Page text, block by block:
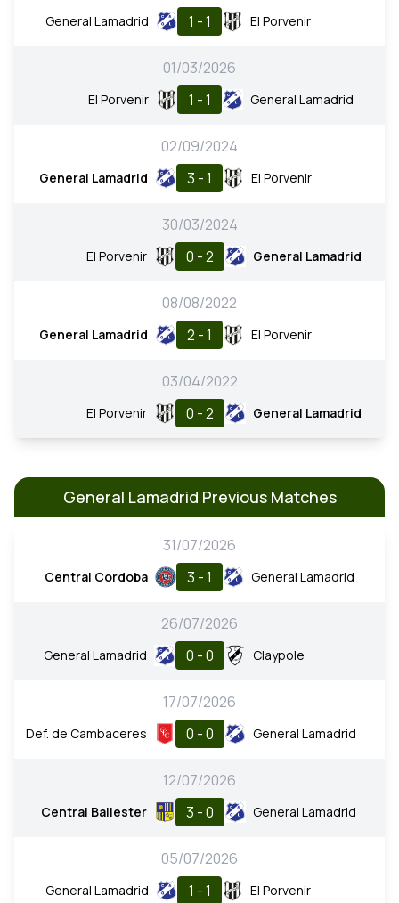
General Lamadrid 1 - 1 El Porvenir
01/03/2026
El Porvenir 1 - 1 General Lamadrid
02/09/2024
General Lamadrid 3 - 1 El Porvenir
30/03/2024
El Porvenir 0 - 2 General Lamadrid
08/08/2022
General Lamadrid 2 - 1 El Porvenir
03/04/2022
El Porvenir 0 - 2 General Lamadrid
General Lamadrid Previous Matches
31/07/2026
Central Cordoba 3 - 1 General Lamadrid
26/07/2026
General Lamadrid 0 - 0 Claypole
17/07/2026
Def. de Cambaceres 0 - 0 General Lamadrid
12/07/2026
Central Ballester 3 - 0 General Lamadrid
05/07/2026
General Lamadrid 1 - 1 El Porvenir